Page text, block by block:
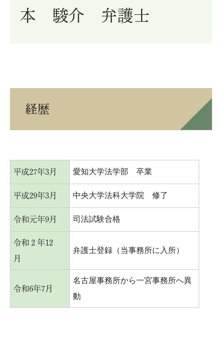
本 駿介 弁護士
経歴
平成27年3月 愛知大学法学部 卒業
平成29年3月 中央大学法科大学院 修了
令和元年9月 司法試験合格
令和２年12
月
弁護士登録（当事務所に入所）
令和6年7月
名古屋事務所から一宮事務所へ異
動